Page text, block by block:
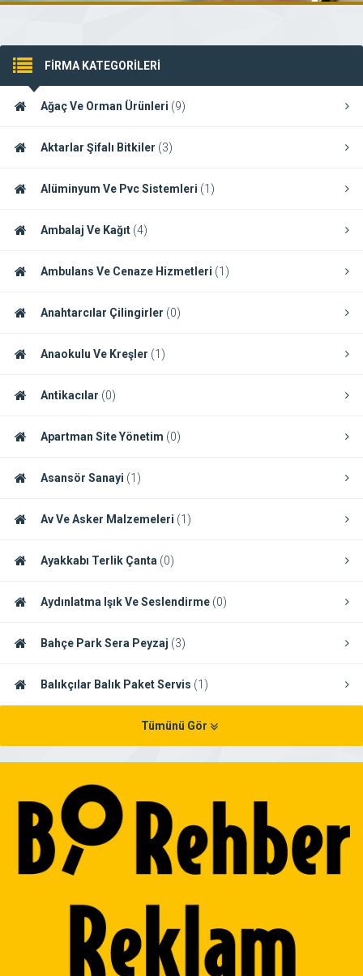
FİRMA KATEGORİLERİ
Ağaç Ve Orman Ürünleri (9)
Aktarlar Şifalı Bitkiler (3)
Alüminyum Ve Pvc Sistemleri (1)
Ambalaj Ve Kağıt (4)
Ambulans Ve Cenaze Hizmetleri (1)
Anahtarcılar Çilingirler (0)
Anaokulu Ve Kreşler (1)
Antikacılar (0)
Apartman Site Yönetim (0)
Asansör Sanayi (1)
Av Ve Asker Malzemeleri (1)
Ayakkabı Terlik Çanta (0)
Aydınlatma Işık Ve Seslendirme (0)
Bahçe Park Sera Peyzaj (3)
Balıkçılar Balık Paket Servis (1)
Tümünü Gör